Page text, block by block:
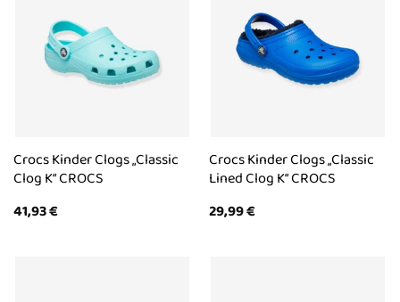
Crocs Kinder Clogs „Classic
Clog K“ CROCS
41,93€
Crocs Kinder Clogs „Classic
Lined Clog K“ CROCS
29,99€